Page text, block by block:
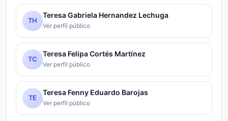
TH
Teresa Gabriela Hernandez Lechuga
Ver perfil público
TC
Teresa Felipa Cortés Martínez
Ver perfil público
TE
Teresa Fenny Eduardo Barojas
Ver perfil público